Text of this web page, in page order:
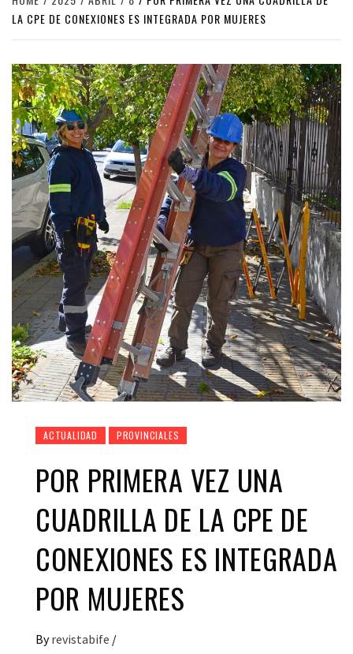
LA CPE DE CONEXIONES ES INTEGRADA POR MUJERES
ACTUALIDAD PROVINCIALES
POR PRIMERA VEZ UNA
CUADRILLA DE LA CPE DE
CONEXIONES ES INTEGRADA
POR MUJERES
By revistabife /